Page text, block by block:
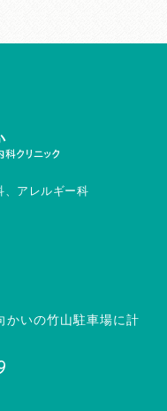
、アレルギー科
いの竹山駐車場に計